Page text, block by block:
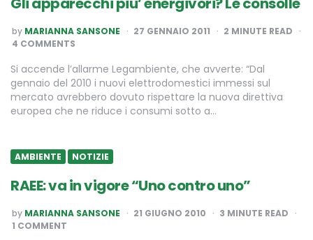
POSTED
BY
by MARIANNA SANSONE 27 GENNAIO 2011 2 MINUTE READ
4 COMMENTS
Si accende l’allarme Legambiente, che avverte: “Dal
gennaio del 2010 i nuovi elettrodomestici immessi sul
mercato avrebbero dovuto rispettare la nuova direttiva
europea che ne riduce i consumi sotto a…
AMBIENTE NOTIZIE
RAEE: va in vigore “Uno contro uno”
POSTED
BY
by MARIANNA SANSONE 21 GIUGNO 2010 3 MINUTE READ
1 COMMENT